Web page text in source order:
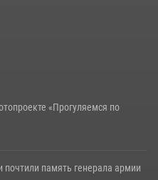
«Прогуляемся по
память генерала армии